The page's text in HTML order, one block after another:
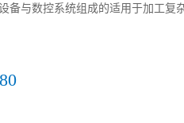
备与数控系统组成的适用于加工复